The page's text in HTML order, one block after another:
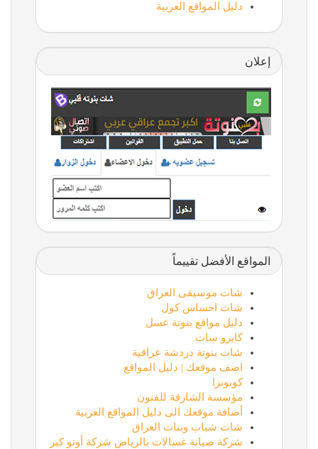
دليل المواقع العربية
إعلان
المواقع الأفضل تقييماً
شات موسيقى العراق
شات احساس كول
دليل مواقع بنوتة عسل
كايرو سات
شات بنوتة دردشة عراقية
اضف موقعك | دليل المواقع
كوبونزا
مؤسسة الشارقة للفنون
أضافة موقعك الى دليل المواقع العربية
شات شباب وبنات العراق
شركة صيانة غسالات بالرياض شركة أوتو كير